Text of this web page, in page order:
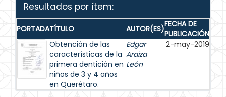
Resultados por ítem:
PORTADATÍTULO AUTOR(ES)FECHA DE
PUBLICACIÓN
Obtención de las
características de la
primera dentición en
niños de 3 y 4 años
en Querétaro.
Edgar
Araiza
León
2-may-2019